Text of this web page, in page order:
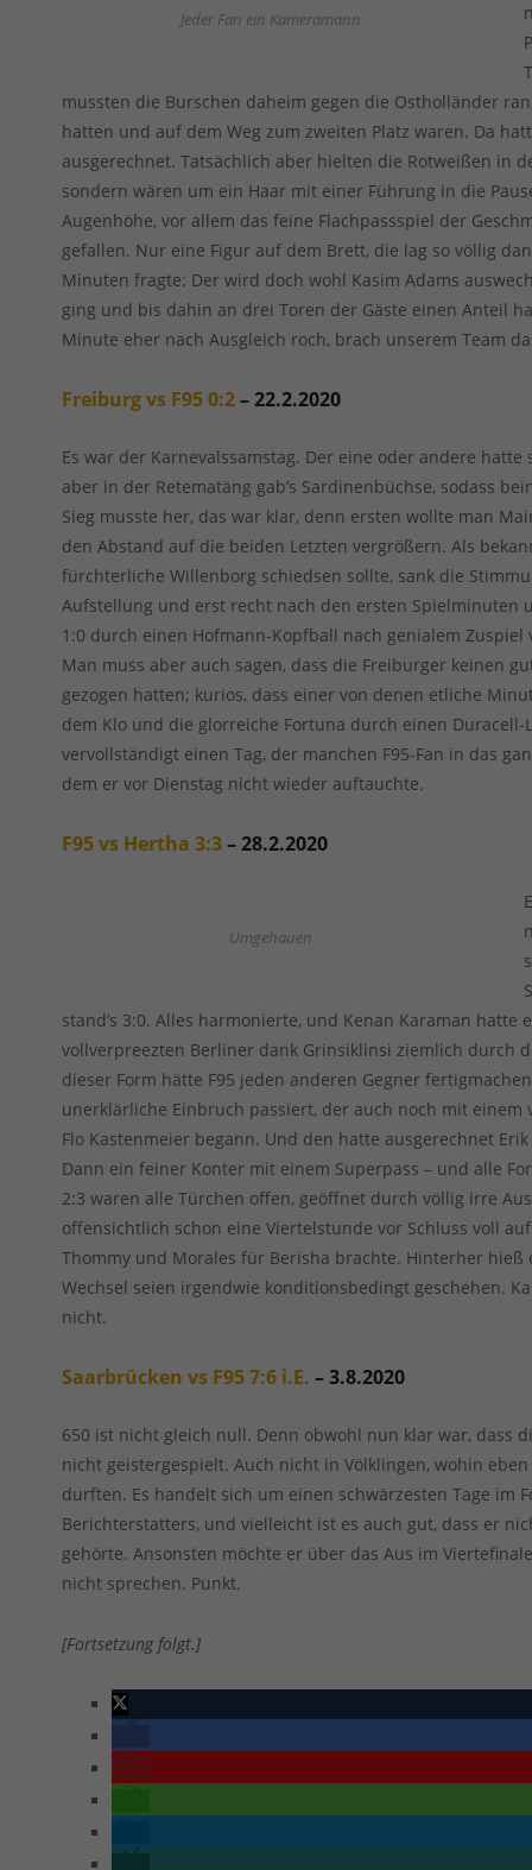
Jeder Fan ein Kameramann
mussten die Burschen daheim gegen die Ostholländer
hatten und auf dem Weg zum zweiten Platz waren. Da
ausgerechnet. Tatsächlich aber hielten die Rotweißen in
sondern wären um ein Haar mit einer Führung in die
Augenhöhe, vor allem das feine Flachpassspiel der
gefallen. Nur eine Figur auf dem Brett, die lag so völlig
Minuten fragte: Der wird doch wohl Kasim Adams
ging und bis dahin an drei Toren der Gäste einen Anteil
Minute eher nach Ausgleich roch, brach unserem Team
Freiburg vs F95 0:2– 22.2.2020
Es war der Karnevalssamstag. Der eine oder andere hatte
aber in der Retematäng gab’s Sardinenbüchse, sodass
Sieg musste her, das war klar, denn ersten wollte man
den Abstand auf die beiden Letzten vergrößern. Als
fürchterliche Willenborg schiedsen sollte, sank die
Aufstellung und erst recht nach den ersten Spielminuten
1:0 durch einen Hofmann-Kopfball nach genialem
Man muss aber auch sagen, dass die Freiburger keinen
gezogen hatten; kurios, dass einer von denen etliche
dem Klo und die glorreiche Fortuna durch einen Duracell-
vervollständigt einen Tag, der manchen F95-Fan in das
dem er vor Dienstag nicht wieder auftauchte.
F95 vs Hertha 3:3– 28.2.2020
Umgehauen
stand’s 3:0. Alles harmonierte, und Kenan Karaman
vollverpreezten Berliner dank Grinsiklinsi ziemlich durch
dieser Form hätte F95 jeden anderen Gegner
unerklärliche Einbruch passiert, der auch noch mit
Flo Kastenmeier begann. Und den hatte ausgerechnet
Dann ein feiner Konter mit einem Superpass – und alle
2:3 waren alle Türchen offen, geöffnet durch völlig irre
offensichtlich schon eine Viertelstunde vor Schluss voll
Thommy und Morales für Berisha brachte. Hinterher hieß
Wechsel seien irgendwie konditionsbedingt geschehen.
nicht.
Saarbrücken vs F95 7:6 i.E. – 3.8.2020
650 ist nicht gleich null. Denn obwohl nun klar war, dass
nicht geistergespielt. Auch nicht in Völklingen, wohin
durften. Es handelt sich um einen schwärzesten Tage im
Berichterstatters, und vielleicht ist es auch gut, dass er
gehörte. Ansonsten möchte er über das Aus im
nicht sprechen. Punkt.
[Fortsetzung folgt.]